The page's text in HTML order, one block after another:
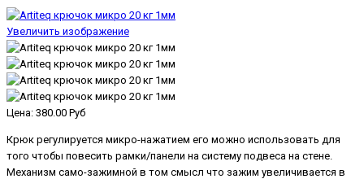
Увеличить изображение
Цена: 380.00 Руб
Крюк регулируется микро-нажатием его можно использовать для
того чтобы повесить рамки/панели на систему подвеса на стене.
Механизм само-зажимной в том смысл что зажим увеличивается в